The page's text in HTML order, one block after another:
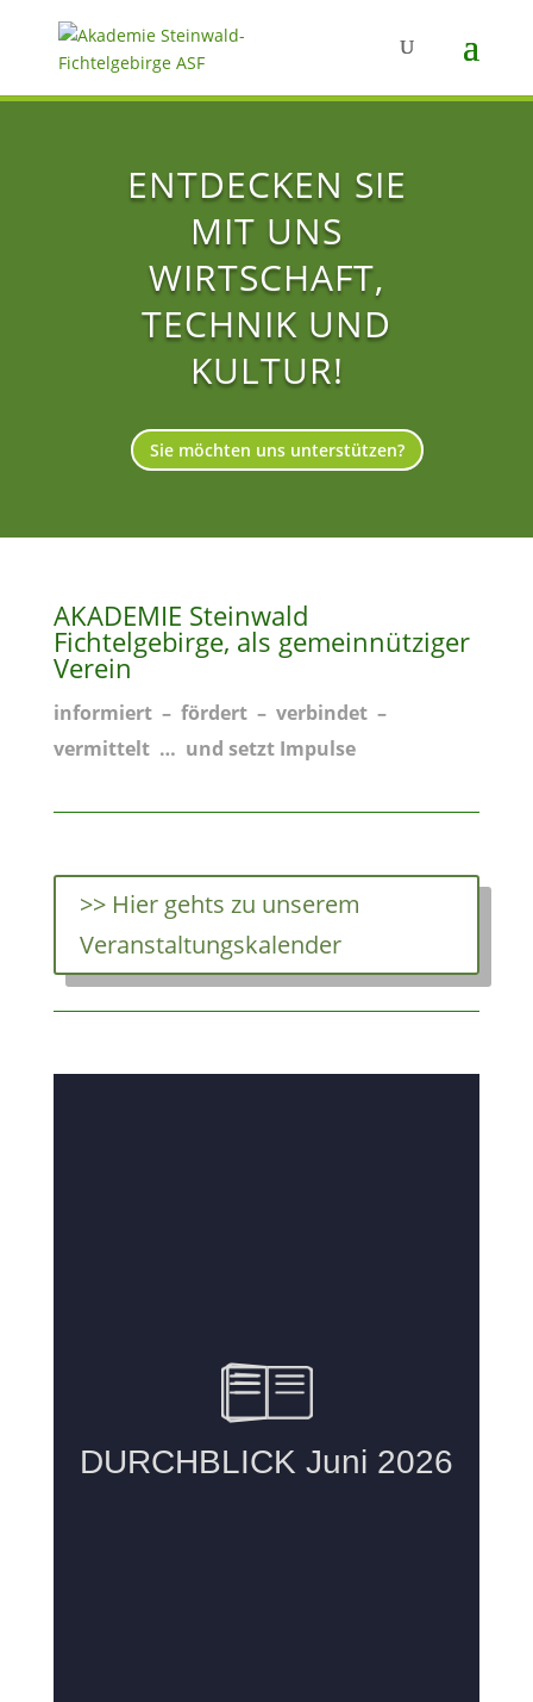
ENTDECKEN SIE
MIT UNS
WIRTSCHAFT,
TECHNIK UND
KULTUR!
Sie möchten uns unterstützen?
AKADEMIE Steinwald
Fichtelgebirge, als gemeinnütziger
Verein
informiert – fördert – verbindet –
vermittelt … und setzt Impulse
>> Hier gehts zu unserem
Veranstaltungskalender